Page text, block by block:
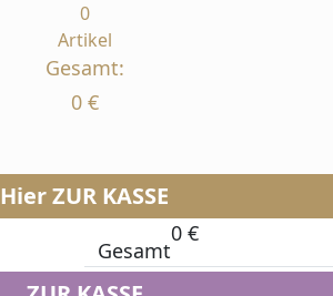
0
Artikel
Gesamt:
0 €
Hier ZUR KASSE
Gesamt
0 €